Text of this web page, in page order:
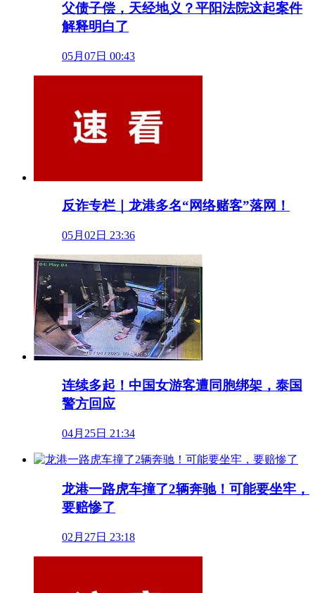
父债子偿，天经地义？平阳法院这起案件
解释明白了
05月07日 00:43
反诈专栏｜龙港多名“网络赌客”落网！
05月02日 23:36
连续多起！中国女游客遭同胞绑架，泰国
警方回应
04月25日 21:34
龙港一路虎车撞了2辆奔驰！可能要坐牢，
要赔惨了
02月27日 23:18